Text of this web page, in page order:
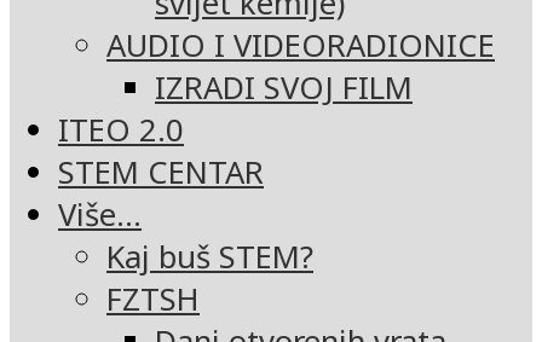
AUDIO I VIDEORADIONICE
IZRADI SVOJ FILM
ITEO 2.0
STEM CENTAR
Više…
Kaj buš STEM?
FZTSH